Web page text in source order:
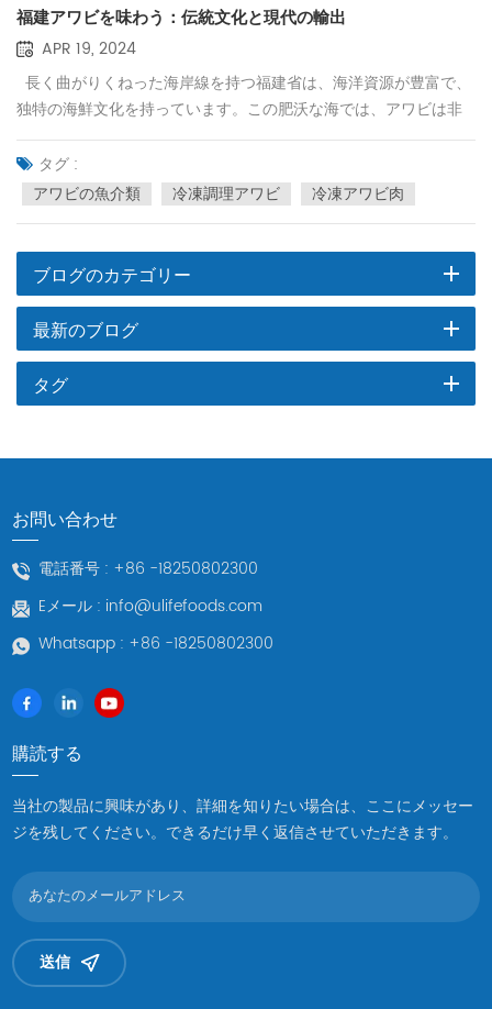
福建アワビを味わう：伝統文化と現代の輸出
APR 19, 2024
長く曲がりくねった海岸線を持つ福建省は、海洋資源が豊富で、
独特の海鮮文化を持っています。この肥沃な海では、アワビは非
常に珍重されており、福建省の名刺となっています。福建省のア
ワビの製造・供給業者として、私たちは伝統文化を尊重し、革新
を追求し、福建省のアワビを提供します。 アワビの魚介類 このユ
しいことで世界的に有名です。独特の海洋環境と温暖な気候がア
ワビの成長に適した条件を備えており、高級魚介類の代表格の一
つです。また、福建省の人々はアワビ本来の風味を生かすことに
重点を置いた独特の調理法を持っており、香り高く濃厚な味わい
となっています。 伝統文化と現代の輸出 福建省のアワビは珍味
であるだけでなく、福建省の伝統文化の重要な部分でもありま
ストや重要な行事をもてなすためによく使用されてきました。現
ビは徐々に世界の舞台に入りつつあります。福建アワビの製造業
者および供給業者として、当社は伝統文化の本質を守り、革新を
続け、福建アワビを国際市場に宣伝しています。 我々のコミット
メント 福建省アワビのメーカーおよびサプライヤーとして、当社
はお客様に最高品質の製品とサービスを提供することに尽力して
います。高度な養殖技術と徹底した品質管理体制により、新鮮で
おいしく、安心・安全なアワビをご提供いたします。また、お客
様とのコミュニケーションと協力にも重点を置き、お客様のニー
ズに応じてカスタマイズされたサービスを提供し、お客様が市場
でより大きな成功を収められるよう支援します。 結論 福建省
冷凍調理アワビ 豊かな海洋文化と長い歴史的伝統を伝えていま
す。それは福建省の名刺であり、中国の海産物の宝物です。福建
アワビの製造業者および供給業者として、当社は伝統文化と現代
の輸出を組み合わせ、福建アワビを世界の舞台に引き上げ、この
独特の珍味をより多くの人に味わってもらえるよう尽力していま
す。 福建省についてもっと詳しく知りたい方は 冷凍アワビ肉 ま
たはご要望がございましたら、お気軽にお問い合わせください。
誠心誠意対応させていただきます。
タグ :
アワビの魚介類
冷凍調理アワビ 冷凍アワビ肉
ブログのカテゴリー
最新のブログ
タグ
お問い合わせ
電話番号 : +86 -18250802300
Eメール : info@ulifefoods.com
Whatsapp : +86 -18250802300
購読する
当社の製品に興味があり、詳細を知りたい場合は、ここにメッセー
ジを残してください。できるだけ早く返信させていただきます。
送信